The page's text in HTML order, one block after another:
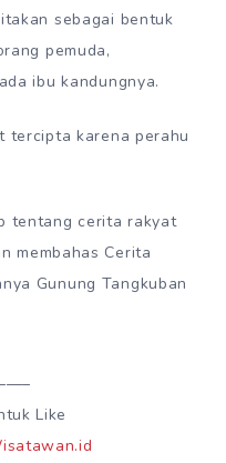
sebagai bentuk
pemuda,
ibu kandungnya.
tercipta karena perahu
tentang cerita rakyat
membahas Cerita
Gunung Tangkuban
Like